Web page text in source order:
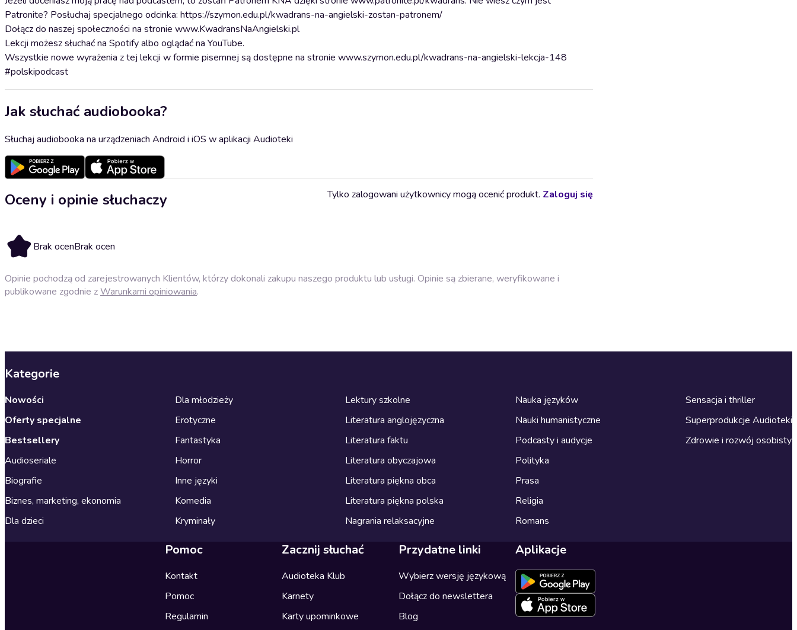
Patronite? Posłuchaj specjalnego odcinka: https://szymon.edu.pl/kwadrans-na-angielski-zostan-patronem/
Dołącz do naszej społeczności na stronie www.KwadransNaAngielski.pl
Lekcji możesz słuchać na Spotify albo oglądać na YouTube.
Wszystkie nowe wyrażenia z tej lekcji w formie pisemnej są dostępne na stronie www.szymon.edu.pl/kwadrans-na-angielski-lekcja-148
#polskipodcast
Jak słuchać audiobooka?
Słuchaj audiobooka na urządzeniach Android i iOS w aplikacji Audioteki
Oceny i opinie słuchaczy
Brak ocenBrak ocen
Tylko zalogowani użytkownicy mogą ocenić produkt. Zaloguj się
Opinie pochodzą od zarejestrowanych Klientów, którzy dokonali zakupu naszego produktu lub usługi. Opinie są zbierane, weryfikowane i
publikowane zgodnie zWarunkami opiniowania.
Kategorie
Nowości
Oferty specjalne
Bestsellery
Audioseriale
Biografie
Biznes, marketing, ekonomia
Dla dzieci
Dla młodzieży
Erotyczne
Fantastyka
Horror
Inne języki
Komedia
Kryminały
Lektury szkolne
Literatura anglojęzyczna
Literatura faktu
Literatura obyczajowa
Literatura piękna obca
Literatura piękna polska
Nagrania relaksacyjne
Nauka języków
Nauki humanistyczne
Podcasty i audycje
Polityka
Prasa
Religia
Romans
Sensacja i thriller
Superprodukcje Audioteki
Zdrowie i rozwój osobisty
Pomoc
Kontakt
Pomoc
Regulamin
Zacznij słuchać
Audioteka Klub
Karnety
Karty upominkowe
Przydatne linki
Wybierz wersję językową
Dołącz do newslettera
Blog
Aplikacje